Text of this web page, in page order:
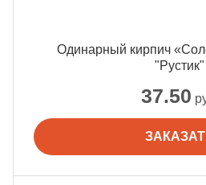
37.50
Одинарный кирпич
"Рустик"